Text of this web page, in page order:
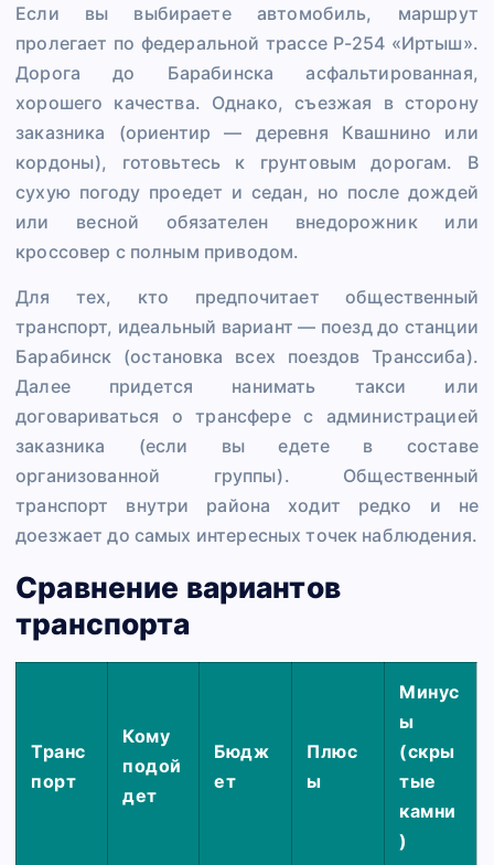
Если вы выбираете автомобиль, маршрут
пролегает по федеральной трассе Р-254 «Иртыш».
Дорога до Барабинска асфальтированная,
хорошего качества. Однако, съезжая в сторону
заказника (ориентир — деревня Квашнино или
кордоны), готовьтесь к грунтовым дорогам. В
сухую погоду проедет и седан, но после дождей
или весной обязателен внедорожник или
кроссовер с полным приводом.
Для тех, кто предпочитает общественный
транспорт, идеальный вариант — поезд до станции
Барабинск (остановка всех поездов Транссиба).
Далее придется нанимать такси или
договариваться о трансфере с администрацией
заказника (если вы едете в составе
организованной группы). Общественный
транспорт внутри района ходит редко и не
доезжает до самых интересных точек наблюдения.
Сравнение вариантов
транспорта
Транс
порт
Кому
подой
дет
Бюдж
ет
Плюс
ы
Минус
ы
(скры
тые
камни
)